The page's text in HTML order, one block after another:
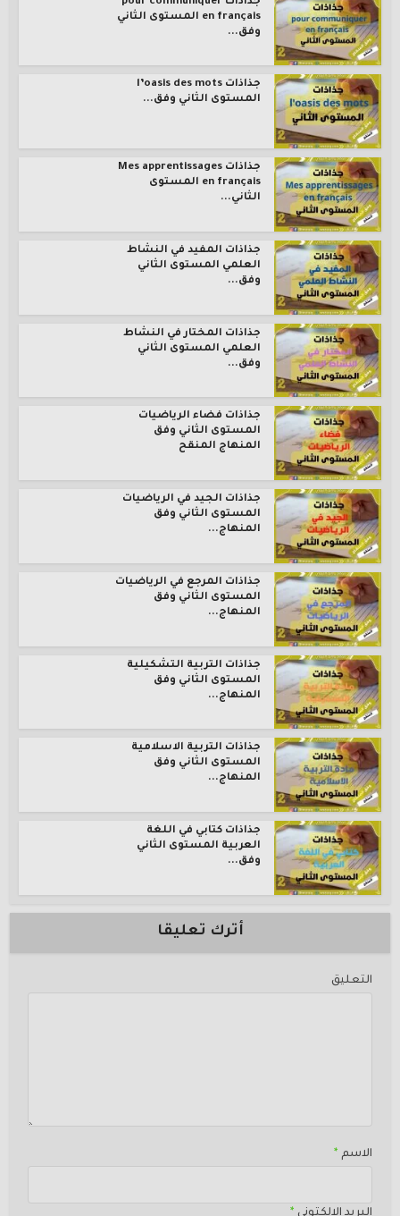
en français المستوى الثاني
وفق...
جذاذات l’oasis des mots
المستوى الثاني وفق...
جذاذات Mes apprentissages
en français المستوى
الثاني...
جذاذات المفيد في النشاط
العلمي المستوى الثاني
وفق...
جذاذات المختار في النشاط
العلمي المستوى الثاني
وفق...
جذاذات فضاء الرياضيات
المستوى الثاني وفق
المنهاج المنقح
جذاذات الجيد في الرياضيات
المستوى الثاني وفق
المنهاج...
جذاذات المرجع في الرياضيات
المستوى الثاني وفق
المنهاج...
جذاذات التربية التشكيلية
المستوى الثاني وفق
المنهاج...
جذاذات التربية الاسلامية
المستوى الثاني وفق
المنهاج...
جذاذات كتابي في اللغة
العربية المستوى الثاني
وفق...
أترك تعليقا
التعليق
الاسم *
البريد الإلكتوني *